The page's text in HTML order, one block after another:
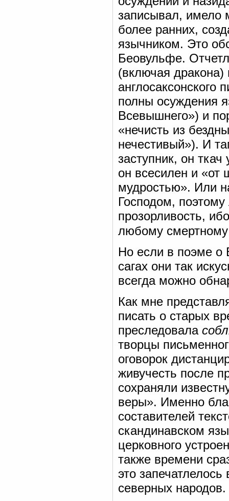
записывал, имело
более ранних,
язычником. Это
Беовульфе.
(включая
англосаксонского
полны осуждения
Всевышнего») и
«нечисть из
нечестивый»). И
заступник, он
он всесилен и «от
мудростью». Или
Господом,
прозорливость,
любому
Но если в поэме о
сагах они так
всегда можно
Как мне
писать о старых
преследовала
творцы
оговорок
живучесть после
сохраняли
веры». Именно
составителей
скандинавском
церковного
также времени
это
северных народов.